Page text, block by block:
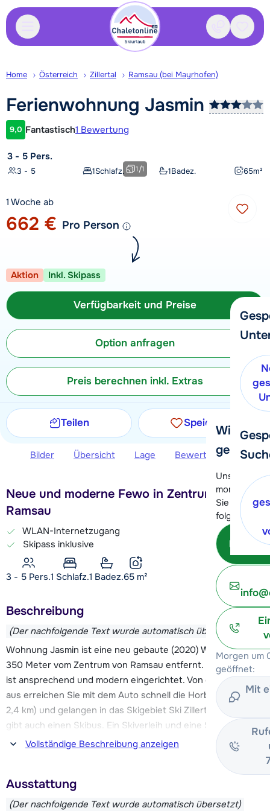
Kontakt
Wir
gerne
Unser
momentan
Sie können
folgenden
Morgen um
geöffnet:
Mit
Home Österreich Zillertal Ramsau (bei Mayrhofen)
Ferienwohnung Jasmin
Kundenbewertung
9,0 Fantastisch1 Bewertung
3 - 5 Pers.
3 - 5 1Schlafz. 1Badez. 65m²
1/1
1 Woche ab
662 € Pro Person
Aktion Inkl. Skipass
Verfügbarkeit und Preise
Option anfragen
Preis berechnen inkl. Extras
Teilen Speichern
Bilder Übersicht Lage Bewertungen
Neue und moderne Fewo in Zentrumsnähe in
Ramsau
WLAN-Internetzugang
Skipass inklusive
3 - 5 Pers.1 Schlafz.1 Badez.65 m²
Beschreibung
(Der nachfolgende Text wurde automatisch übersetzt)
Wohnung Jasmin ist eine neu gebaute (2020) Wohnung ca.
350 Meter vom Zentrum von Ramsau entfernt. Die Wohnung
ist ansprechend und modern eingerichtet. Von der Wohnung
aus erreichen Sie mit dem Auto schnell die Horbergbahn (ca.
2,4 km) und gelangen in das Skigebiet Ski Zillertal 3000. Es
gibt auch einen Skibus. Ein Skiverleih und eine Skischule
befinden sich ebenfalls an der Horbergbahn.
Die Wohnung Jasmin verfügt über eine Terrasse, auf der Sie
nach einem Tag auf der Piste die letzten Sonnenstrahlen
genießen können. Es gibt auch einen gemeinsamen
Vollständige Beschreibung anzeigen
Ausstattung
(Der nachfolgende Text wurde automatisch übersetzt)